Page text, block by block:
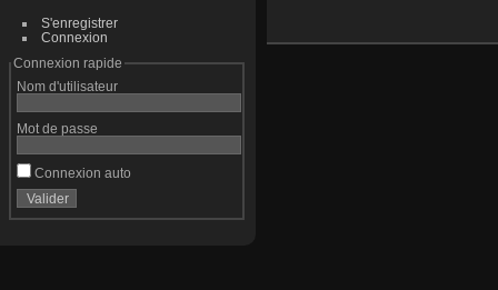
S'enregistrer
Connexion
Connexion rapide
Nom d'utilisateur
Mot de passe
Connexion auto